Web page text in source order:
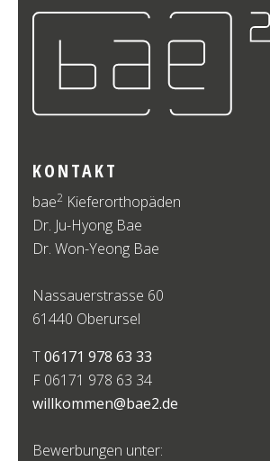
KONTAKT
bae2 Kieferorthopäden
Dr. Ju-Hyong Bae
Dr. Won-Yeong Bae
Nassauerstrasse 60
61440 Oberursel
T06171 978 63 33
F 06171 978 63 34
willkommen@bae2.de
Bewerbungen unter: